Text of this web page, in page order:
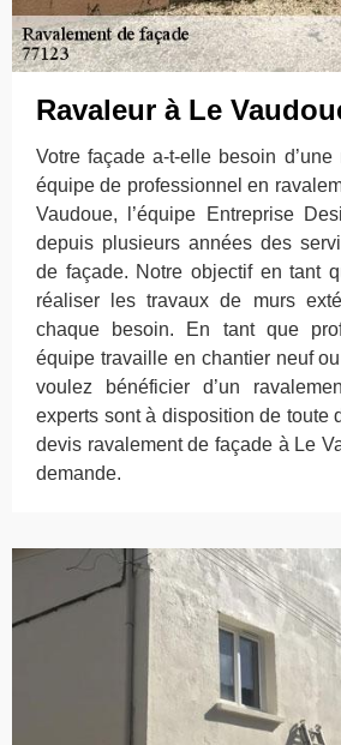
Ravaleur à Le
Votre façade a-t-elle besoin
équipe de professionnel en
Vaudoue, l’équipe Entreprise
depuis plusieurs années des
de façade. Notre objectif en tant
réaliser les travaux de murs
chaque besoin. En tant que
équipe travaille en chantier neuf
voulez bénéficier d’un
experts sont à disposition de toute
devis ravalement de façade à Le
demande.